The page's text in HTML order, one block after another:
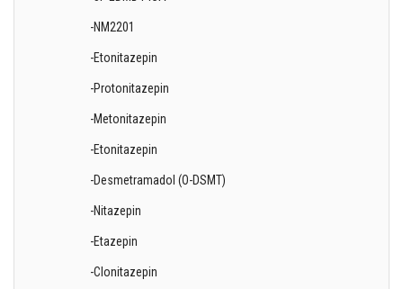
-NM2201
-Etonitazepin
-Protonitazepin
-Metonitazepin
-Etonitazepin
-Desmetramadol (O-DSMT)
-Nitazepin
-Etazepin
-Clonitazepin